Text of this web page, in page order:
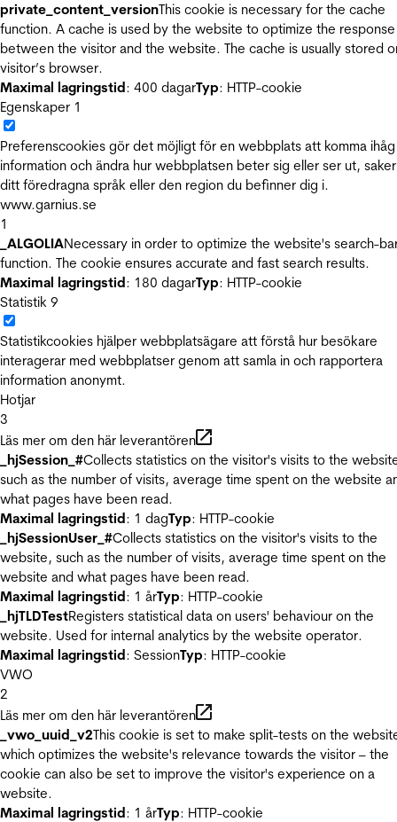
private_content_versionThis cookie is necessary for the cache
function. A cache is used by the website to optimize the
between the visitor and the website. The cache is usually stored
visitor’s browser.
Maximal lagringstid: 400 dagarTyp: HTTP-cookie
Egenskaper 1
Preferenscookies gör det möjligt för en webbplats att komma ihåg
information och ändra hur webbplatsen beter sig eller ser ut,
ditt föredragna språk eller den region du befinner dig i.
www.garnius.se
1
_ALGOLIANecessary in order to optimize the website's search-
function. The cookie ensures accurate and fast search results.
Maximal lagringstid: 180 dagarTyp: HTTP-cookie
Statistik 9
Statistikcookies hjälper webbplatsägare att förstå hur besökare
interagerar med webbplatser genom att samla in och rapportera
information anonymt.
Hotjar
3
Läs mer om den här leverantören
_hjSession_#Collects statistics on the visitor's visits to the
such as the number of visits, average time spent on the website
what pages have been read.
Maximal lagringstid: 1 dagTyp: HTTP-cookie
_hjSessionUser_#Collects statistics on the visitor's visits to the
website, such as the number of visits, average time spent on the
website and what pages have been read.
Maximal lagringstid: 1 årTyp: HTTP-cookie
_hjTLDTestRegisters statistical data on users' behaviour on the
website. Used for internal analytics by the website operator.
Maximal lagringstid: SessionTyp: HTTP-cookie
VWO
2
Läs mer om den här leverantören
_vwo_uuid_v2This cookie is set to make split-tests on the
which optimizes the website's relevance towards the visitor – the
cookie can also be set to improve the visitor's experience on a
website.
Maximal lagringstid: 1 årTyp: HTTP-cookie